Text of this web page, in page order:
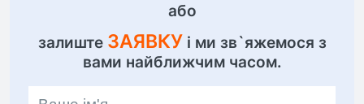
або
залиште ЗАЯВКУ і ми зв`яжемося з
вами найближчим часом.